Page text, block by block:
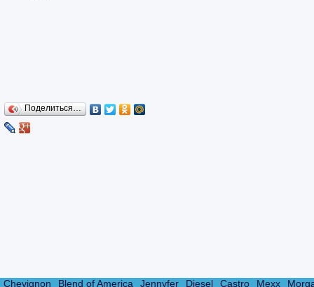
Поделиться…
Chevignon Blend of America Jennyfer Diesel Castro Mexx